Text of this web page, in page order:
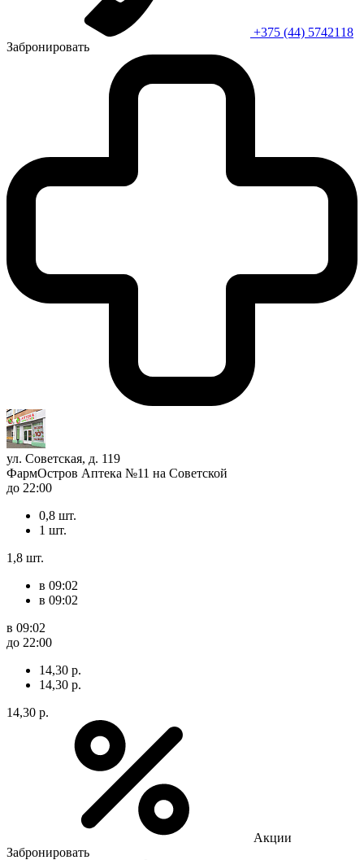
+375 (44) 5742118
Забронировать
ул. Советская, д. 119
ФармОстров Аптека №11 на Советской
до 22:00
0,8 шт.
1 шт.
1,8 шт.
в 09:02
в 09:02
в 09:02
до 22:00
14,30 р.
14,30 р.
14,30 р.
Акции
Забронировать